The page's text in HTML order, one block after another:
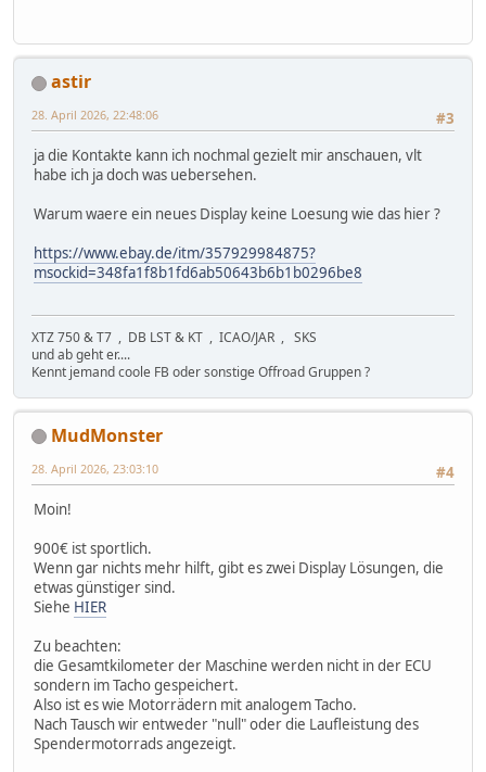
astir
#3
28. April 2026, 22:48:06
ja die Kontakte kann ich nochmal gezielt mir anschauen, vlt
habe ich ja doch was uebersehen.
Warum waere ein neues Display keine Loesung wie das hier ?
https://www.ebay.de/itm/357929984875?
msockid=348fa1f8b1fd6ab50643b6b1b0296be8
XTZ 750 & T7 , DB LST & KT , ICAO/JAR , SKS
und ab geht er....
Kennt jemand coole FB oder sonstige Offroad Gruppen ?
MudMonster
#4
28. April 2026, 23:03:10
Moin!
900€ ist sportlich.
Wenn gar nichts mehr hilft, gibt es zwei Display Lösungen, die
etwas günstiger sind.
Siehe HIER
Zu beachten:
die Gesamtkilometer der Maschine werden nicht in der ECU
sondern im Tacho gespeichert.
Also ist es wie Motorrädern mit analogem Tacho.
Nach Tausch wir entweder "null" oder die Laufleistung des
Spendermotorrads angezeigt.